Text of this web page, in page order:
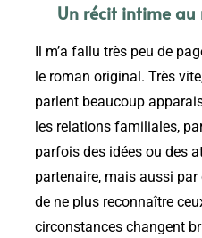
Un récit intime au
Il m’a fallu très peu de
le roman original. Très
parlent beaucoup
les relations familiales,
parfois des idées ou des
partenaire, mais aussi
de ne plus reconnaître
circonstances changent